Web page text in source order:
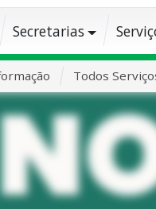
Secretarias
Todos